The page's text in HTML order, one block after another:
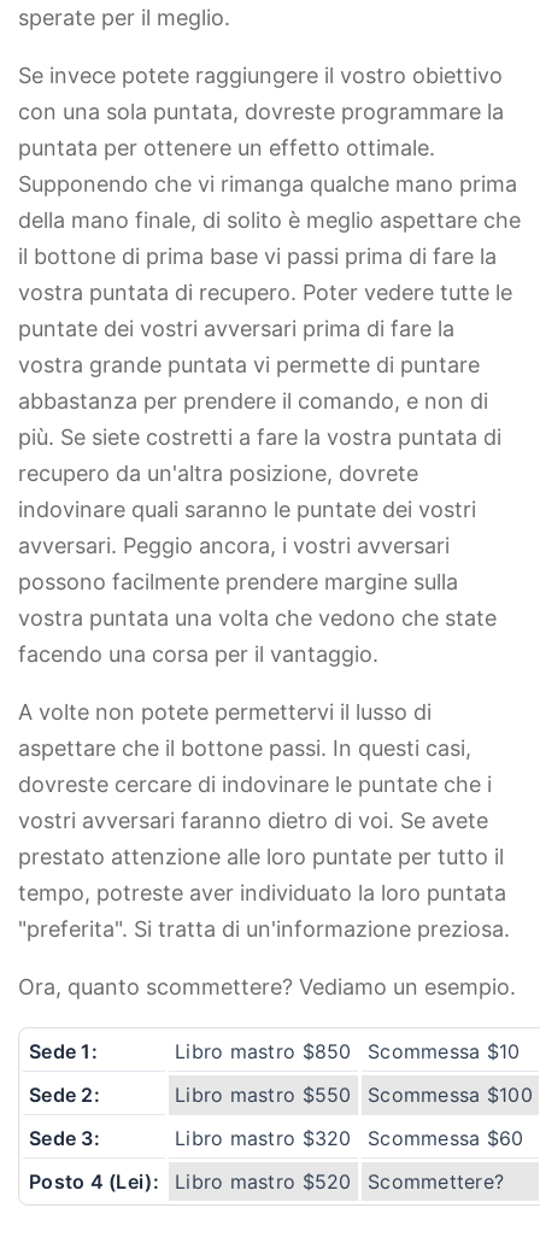
sperate per il meglio.
Se invece potete raggiungere il vostro obiettivo
con una sola puntata, dovreste programmare la
puntata per ottenere un effetto ottimale.
Supponendo che vi rimanga qualche mano prima
della mano finale, di solito è meglio aspettare che
il bottone di prima base vi passi prima di fare la
vostra puntata di recupero. Poter vedere tutte le
puntate dei vostri avversari prima di fare la
vostra grande puntata vi permette di puntare
abbastanza per prendere il comando, e non di
più. Se siete costretti a fare la vostra puntata di
recupero da un'altra posizione, dovrete
indovinare quali saranno le puntate dei vostri
avversari. Peggio ancora, i vostri avversari
possono facilmente prendere margine sulla
vostra puntata una volta che vedono che state
facendo una corsa per il vantaggio.
A volte non potete permettervi il lusso di
aspettare che il bottone passi. In questi casi,
dovreste cercare di indovinare le puntate che i
vostri avversari faranno dietro di voi. Se avete
prestato attenzione alle loro puntate per tutto il
tempo, potreste aver individuato la loro puntata
"preferita". Si tratta di un'informazione preziosa.
Ora, quanto scommettere? Vediamo un esempio.
Sede 1: Libro mastro $850
Scommessa $10
Sede 2:
Libro mastro $550
Scommessa $100
Sede 3:
Libro mastro $320
Scommessa $60
Posto 4 (Lei):
Libro mastro $520 Scommettere?